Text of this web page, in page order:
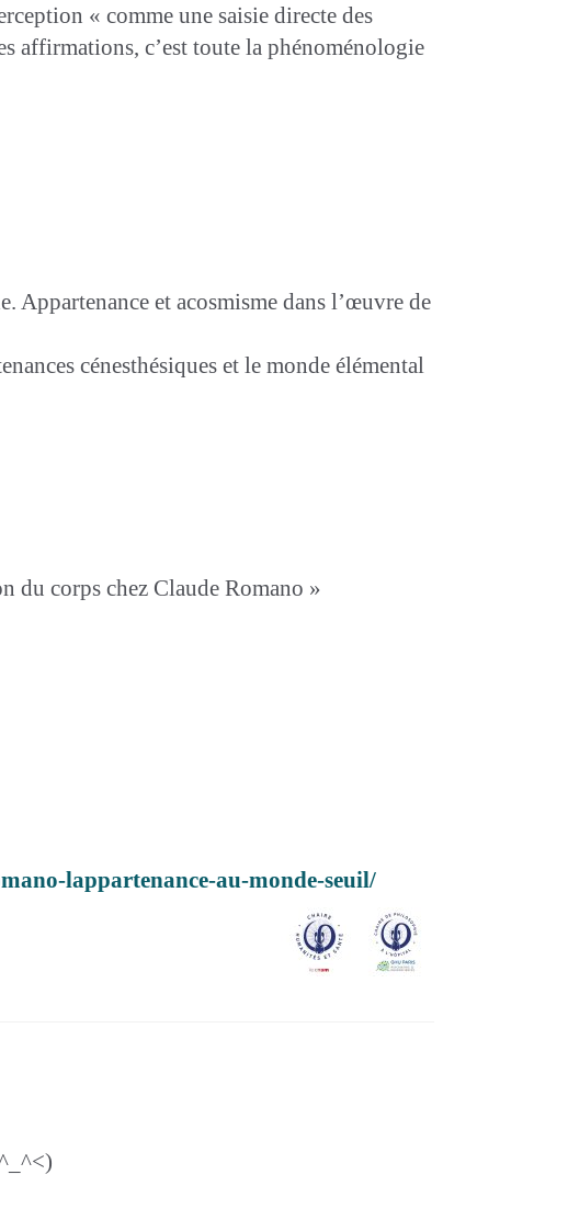
« comme une saisie directe des
affirmations, c’est toute la phénoménologie
et acosmisme dans l’œuvre de
cénesthésiques et le monde élémental
du corps chez Claude Romano »
lappartenance-au-monde-seuil/